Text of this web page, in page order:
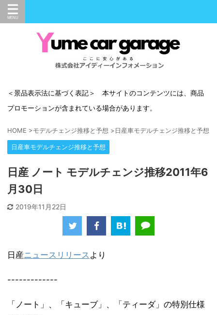
＜景品表示法に基づく表記＞ 本サイトのコンテンツには、商品
プロモーションが含まれている場合があります。
HOME >モデルチェンジ推移と予想 >日産車モデルチェンジ推移と予想
日産車モデルチェンジ推移と予想
日産 ノート モデルチェンジ推移2011年6
月30日
2019年11月22日
日産ニュースリリース より
-------------
「ノート」、「キューブ」、「ティーダ」の特別仕様